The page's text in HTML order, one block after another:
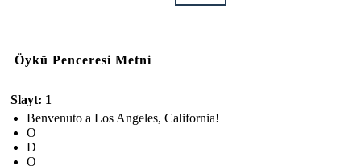
Öykü Penceresi Metni
Slayt: 1
Benvenuto a Los Angeles, California!
O
D
O